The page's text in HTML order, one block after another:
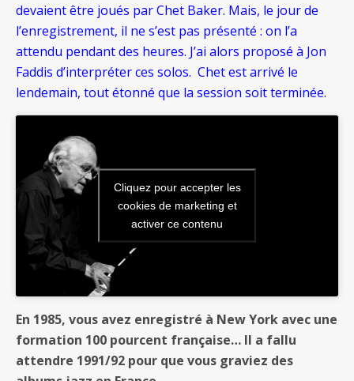
devaient être joués par Chet Baker. Mais, le jour de
l’enregistrement, il ne s’est pas présenté : on l’a
attendu pendant des heures. J’ai alors proposé à Jon
Faddis d’interpréter ces solos. Chet est arrivé le
lendemain, tout étonné que la session soit terminée.
Cliquez pour accepter les
cookies de marketing et
activer ce contenu
En 1985, vous avez enregistré à New York avec une
formation 100 pourcent française… Il a fallu
attendre 1991/92 pour que vous graviez des